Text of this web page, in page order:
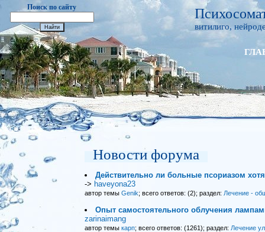
Поиск по сайту
витилиго,
Новости форума
Действительно ли больные псориазом
-> haveyona23
автор темы Genik; всего ответов: (2); раздел: Лечение -
Опыт самостоятельного облучения
zarinaimang
автор темы карп; всего ответов: (1261); раздел: Лечение